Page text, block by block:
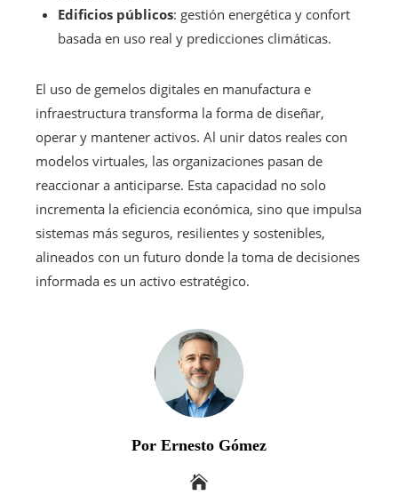
Edificios públicos: gestión energética y confort
basada en uso real y predicciones climáticas.
El uso de gemelos digitales en manufactura e
infraestructura transforma la forma de diseñar,
operar y mantener activos. Al unir datos reales con
modelos virtuales, las organizaciones pasan de
reaccionar a anticiparse. Esta capacidad no solo
incrementa la eficiencia económica, sino que impulsa
sistemas más seguros, resilientes y sostenibles,
alineados con un futuro donde la toma de decisiones
informada es un activo estratégico.
Por Ernesto Gómez